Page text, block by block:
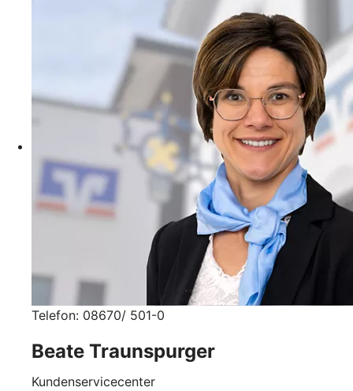
Telefon: 08670/ 501-0
Beate Traunspurger
Kundenservicecenter